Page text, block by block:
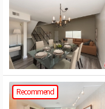
Recommend